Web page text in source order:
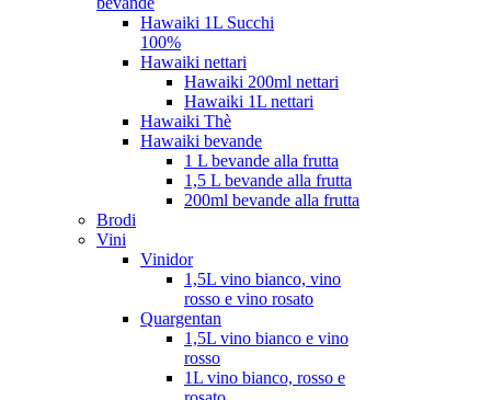
Hawaiki 1L Succhi
100%
Hawaiki nettari
Hawaiki 200ml nettari
Hawaiki 1L nettari
Hawaiki Thè
Hawaiki bevande
1 L bevande alla frutta
1,5 L bevande alla frutta
200ml bevande alla frutta
Brodi
Vini
Vinidor
1,5L vino bianco, vino
rosso e vino rosato
Quargentan
1,5L vino bianco e vino
rosso
1L vino bianco, rosso e